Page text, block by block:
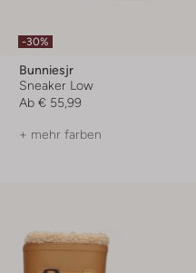
-30%
Bunniesjr
Sneaker Low
Ab € 55,99
+ mehr farben